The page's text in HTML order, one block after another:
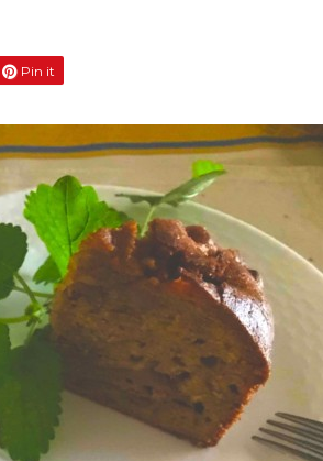
Pin it